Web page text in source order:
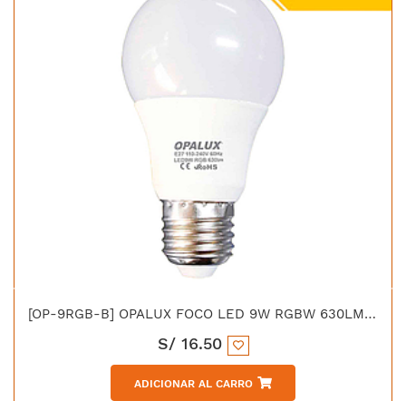
[OP-9RGB-B] OPALUX FOCO LED 9W RGBW 630LM 220V C/CONTROL
S/ 16.50
ADICIONAR AL CARRO